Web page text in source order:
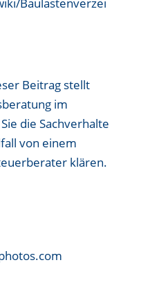
Beitrag stellt
im
die Sachverhalte
von einem
klären.